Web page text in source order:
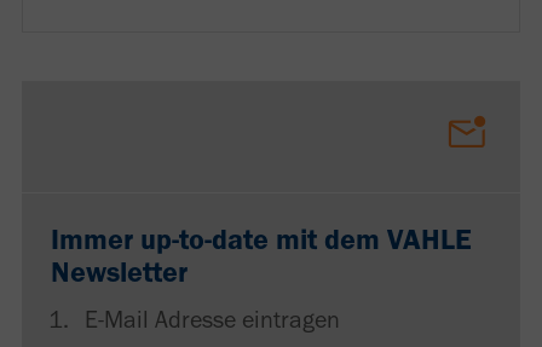
Immer up-to-date mit dem VAHLE
Newsletter
E-Mail Adresse eintragen